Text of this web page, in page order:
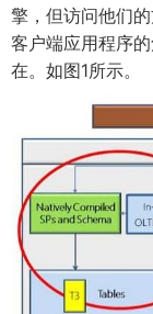
擎，但访问他们
客户端应用程序
在。如图1所示。